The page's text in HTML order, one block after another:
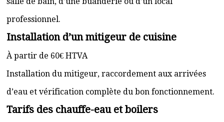
professionnel.
Installation d’un mitigeur de cuisine
À partir de 60€ HTVA
Installation du mitigeur, raccordement aux arrivées
d’eau et vérification complète du bon fonctionnement.
Tarifs des chauffe-eau et boilers